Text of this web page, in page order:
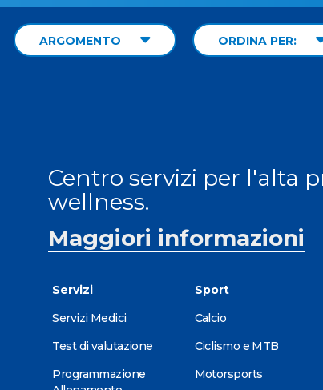
ARGOMENTO ORDINA PER:
Centro servizi per l'alta
wellness.
Maggiori informazioni
Servizi
Servizi Medici
Test di valutazione
Programmazione
Sport
Calcio
Ciclismo e MTB
Motorsports